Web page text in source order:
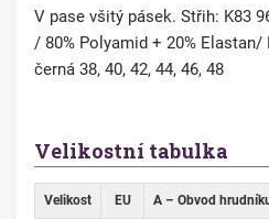
V pase všitý pásek. Střih: K83
/ 80% Polyamid + 20%
černá 38, 40, 42, 44, 46, 48
Velikostní tabulka
Velikost EU A – Obvod